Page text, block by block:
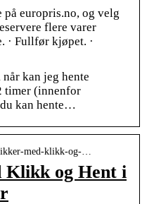
europris.no, og velg
flere varer
· Fullfør kjøpet. ·
kan jeg hente
timer (innenfor
kan hente…
med-klikk-og-…
Klikk og Hent i